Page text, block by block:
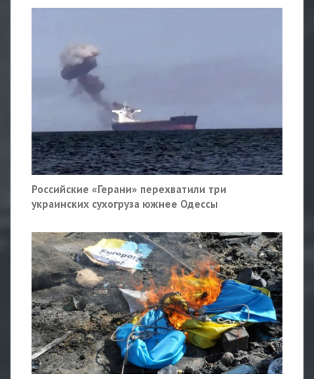
Российские «Герани» перехватили три
украинских сухогруза южнее Одессы